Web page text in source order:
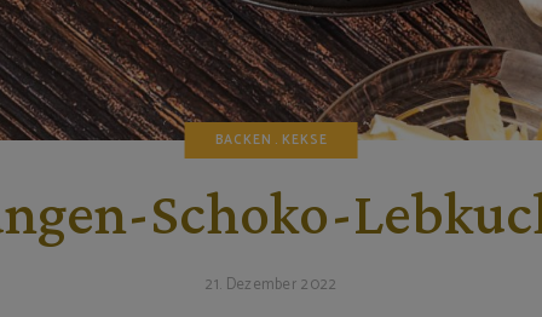
BACKEN KEKSE
Schoko-
21. Dezember 2022